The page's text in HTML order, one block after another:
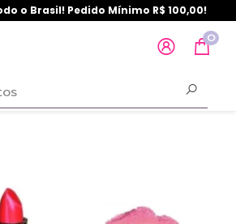
o Brasil! Pedido Mínimo R$ 100,00!
0